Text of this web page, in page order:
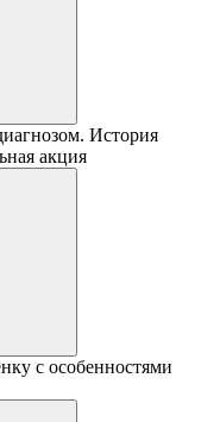
История
акция
с особенностями